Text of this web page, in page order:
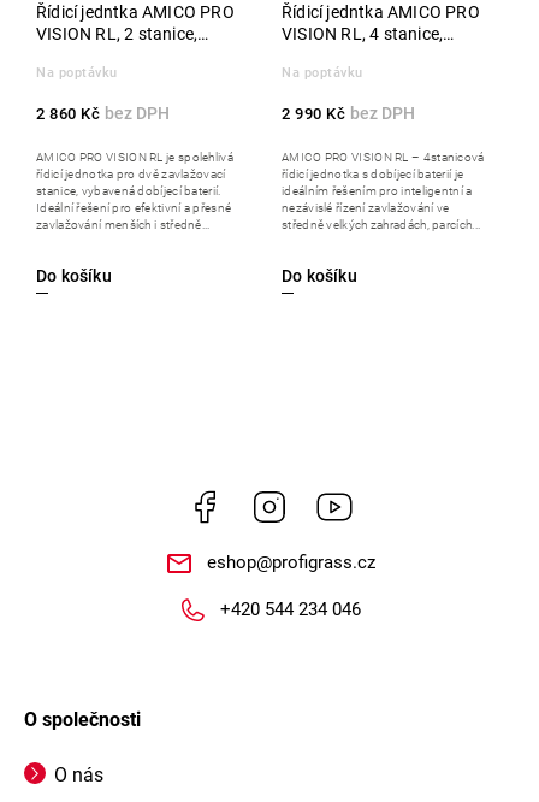
Řídicí jedntka AMICO PRO
VISION RL, 2 stanice,
Na poptávku
2 860 Kč
Do košíku
AMICO PRO VISION RL je spolehlivá
řídicí jednotka pro dvě zavlažovací
stanice, vybavená dobíjecí baterií.
Ideální řešení pro efektivní a přesné
zavlažování menších i středně...
Řídicí jedntka AMICO PRO
VISION RL, 4 stanice,
Na poptávku
2 990 Kč
Do košíku
AMICO PRO VISION RL – 4stanicová
řídicí jednotka s dobíjecí baterií je
ideálním řešením pro inteligentní a
nezávislé řízení zavlažování ve
středně velkých zahradách, parcích...
Facebook Instagram
eshop@profigrass.cz
+420 544 234 046
O společnosti
O nás